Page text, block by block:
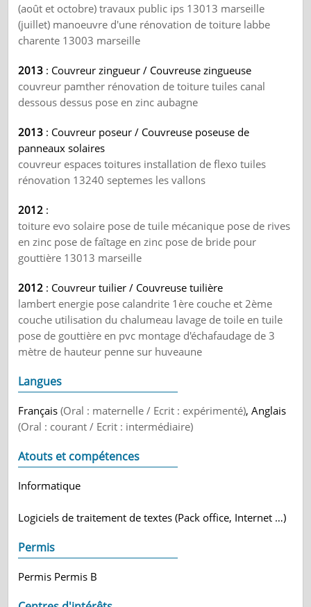
(août et octobre) travaux public ips 13013 marseille
(juillet) manoeuvre d'une rénovation de toiture labbe
charente 13003 marseille
2013 : Couvreur zingueur / Couvreuse zingueuse
couvreur pamther rénovation de toiture tuiles canal
dessous dessus pose en zinc aubagne
2013 : Couvreur poseur / Couvreuse poseuse de
panneaux solaires
couvreur espaces toitures installation de flexo tuiles
rénovation 13240 septemes les vallons
2012 :
toiture evo solaire pose de tuile mécanique pose de rives
en zinc pose de faîtage en zinc pose de bride pour
gouttière 13013 marseille
2012 : Couvreur tuilier / Couvreuse tuilière
lambert energie pose calandrite 1ère couche et 2ème
couche utilisation du chalumeau lavage de toile en tuile
pose de gouttière en pvc montage d'échafaudage de 3
mètre de hauteur penne sur huveaune
Langues
Français(Oral : maternelle / Ecrit : expérimenté), Anglais
(Oral : courant / Ecrit : intermédiaire)
Atouts et compétences
Informatique
Logiciels de traitement de textes (Pack office, Internet …)
Permis
Permis Permis B